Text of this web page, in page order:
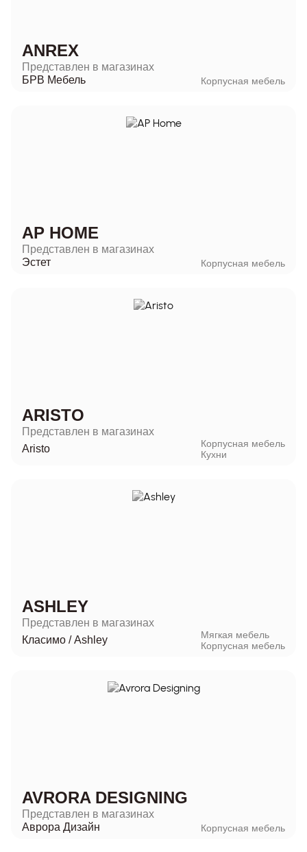
ANREX
Представлен в магазинах
БРВ Мебель
Корпусная мебель
AP HOME
Представлен в магазинах
Эстет
Корпусная мебель
ARISTO
Представлен в магазинах
Aristo
Корпусная мебель
Кухни
ASHLEY
Представлен в магазинах
Класимо /Ashley
Мягкая мебель
Корпусная мебель
AVRORA DESIGNING
Представлен в магазинах
Аврора Дизайн
Корпусная мебель